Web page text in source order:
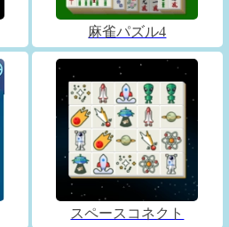
麻雀パズル4
スペースコネクト